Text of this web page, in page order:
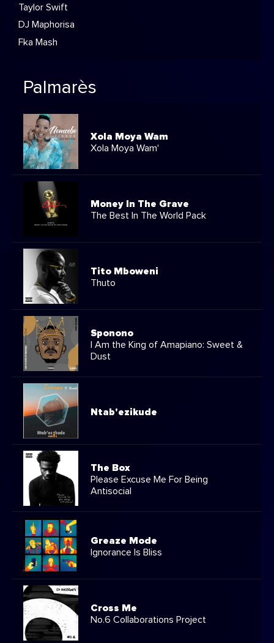
Taylor Swift
DJ Maphorisa
Fka Mash
Palmarès
Xola Moya Wam
Xola Moya Wam'
Money In The Grave
The Best In The World Pack
Tito Mboweni
Thuto
Sponono
I Am the King of Amapiano: Sweet &
Dust
Ntab'ezikude
The Box
Please Excuse Me For Being
Antisocial
Greaze Mode
Ignorance Is Bliss
Cross Me
No.6 Collaborations Project